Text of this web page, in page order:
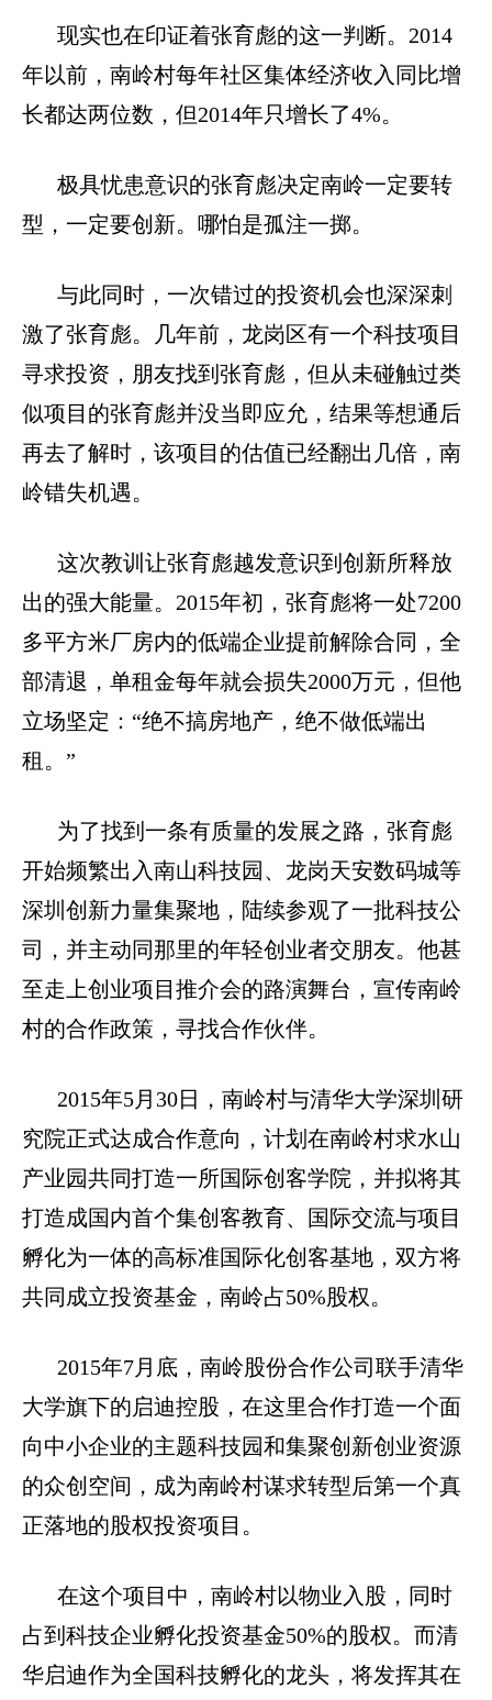
现实也在印证着张育彪的这一判断。 2014
年以前，南岭村每年社区集体经济收入同比增
长都达两位数，但2014年只增长了4%。
极具忧患意识的张育彪决定南岭一定要转
型，一定要创新。哪怕是孤注一掷。
与此同时，一次错过的投资机会也深深刺
激了张育彪。几年前，龙岗区有一个科技项目
寻求投资，朋友找到张育彪，但从未碰触过类
似项目的张育彪并没当即应允，结果等想通后
再去了解时，该项目的估值已经翻出几倍，南
岭错失机遇。
这次教训让张育彪越发意识到创新所释放
出的强大能量。 2015年初，张育彪将一处7200
多平方米厂房内的低端企业提前解除合同，全
部清退，单租金每年就会损失2000万元，但他
立场坚定：“绝不搞房地产，绝不做低端出
租。”
为了找到一条有质量的发展之路，张育彪
开始频繁出入南山科技园、龙岗天安数码城等
深圳创新力量集聚地，陆续参观了一批科技公
司，并主动同那里的年轻创业者交朋友。他甚
至走上创业项目推介会的路演舞台，宣传南岭
村的合作政策，寻找合作伙伴。
2015年5月 30日，南岭村与清华大学深圳研
究院正式达成合作意向，计划在南岭村求水山
产业园共同打造一所国际创客学院，并拟将其
打造成国内首个集创客教育、国际交流与项目
孵化为一体的高标准国际化创客基地，双方将
共同成立投资基金，南岭占50%股权。
2015年7月底，南岭股份合作公司联手清华
大学旗下的启迪控股，在这里合作打造一个面
向中小企业的主题科技园和集聚创新创业资源
的众创空间，成为南岭村谋求转型后第一个真
正落地的股权投资项目。
在这个项目中，南岭村以物业入股，同时
占到科技企业孵化投资基金50%的股权。而清
华启迪作为全国科技孵化的龙头，将发挥其在